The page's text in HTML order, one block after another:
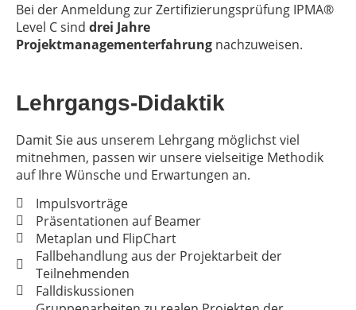
Bei der Anmeldung zur Zertifizierungsprüfung IPMA®
Level C sind drei Jahre
Projektmanagementerfahrung nachzuweisen.
Lehrgangs-Didaktik
Damit Sie aus unserem Lehrgang möglichst viel
mitnehmen, passen wir unsere vielseitige Methodik
auf Ihre Wünsche und Erwartungen an.
Impulsvorträge
Präsentationen auf Beamer
Metaplan und FlipChart
Fallbehandlung aus der Projektarbeit der
Teilnehmenden
Falldiskussionen